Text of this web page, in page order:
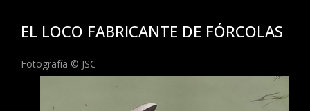
EL LOCO FABRICANTE DE FÓRCOLAS
Fotografía © JSC